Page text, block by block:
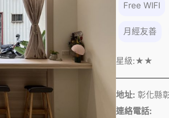
Free WIFI
月經友善
星級:★★
地址: 彰化縣
連絡電話: